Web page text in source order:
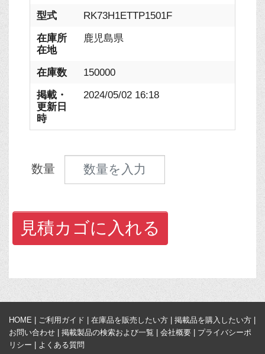
型式
RK73H1ETTP1501F
在庫所
在地
鹿児島県
在庫数
150000
掲載・
更新日
時
2024/05/02 16:18
数量
見積数量
見積カゴに入れる
HOME | ご利用ガイド | 在庫品を販売したい方 | 掲載品を購入したい方 |
お問い合わせ | 掲載製品の検索および一覧 | 会社概要 | プライバシーポ
リシー | よくある質問